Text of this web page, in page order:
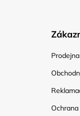
Prodejna